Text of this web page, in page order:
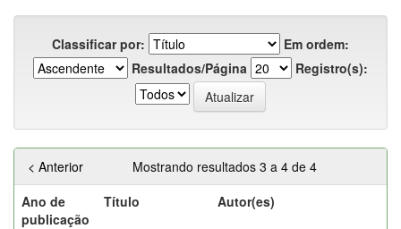
Classificar por:
Em ordem:
Resultados/Página
Registro(s):
Mostrando resultados 3 a 4 de 4
< Anterior
Ano de
publicação
Título Autor(es)